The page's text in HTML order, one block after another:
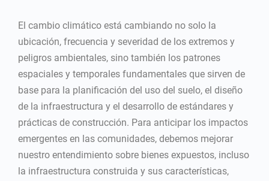
El cambio climático está cambiando no solo la
ubicación, frecuencia y severidad de los extremos y
peligros ambientales, sino también los patrones
espaciales y temporales fundamentales que sirven de
base para la planificación del uso del suelo, el diseño
de la infraestructura y el desarrollo de estándares y
prácticas de construcción. Para anticipar los impactos
emergentes en las comunidades, debemos mejorar
nuestro entendimiento sobre bienes expuestos, incluso
la infraestructura construida y sus características,